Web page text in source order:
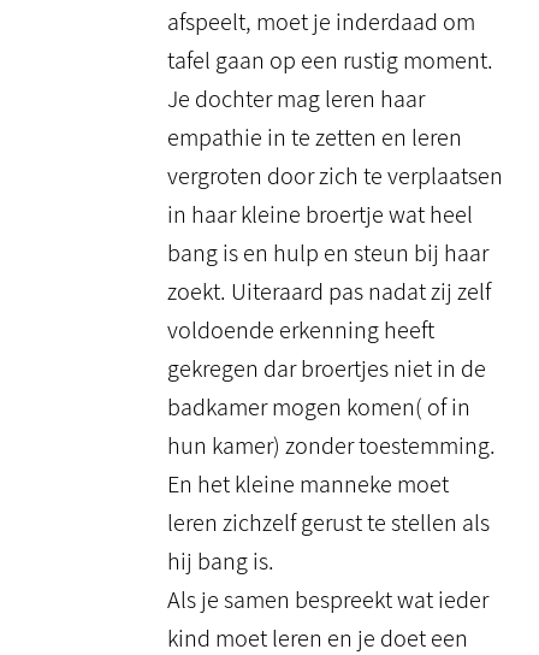
afspeelt, moet je inderdaad om
tafel gaan op een rustig moment.
Je dochter mag leren haar
empathie in te zetten en leren
vergroten door zich te verplaatsen
in haar kleine broertje wat heel
bang is en hulp en steun bij haar
zoekt. Uiteraard pas nadat zij zelf
voldoende erkenning heeft
gekregen dar broertjes niet in de
badkamer mogen komen( of in
hun kamer) zonder toestemming.
En het kleine manneke moet
leren zichzelf gerust te stellen als
hij bang is.
Als je samen bespreekt wat ieder
kind moet leren en je doet een